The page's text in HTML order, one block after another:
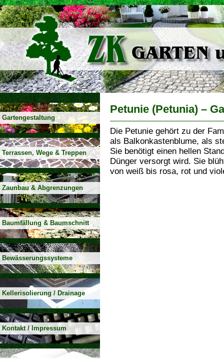
Gartengestaltung
Terrassen, Wege & Treppen
Zaunbau & Abgrenzungen
Baumfällung & Baumschnitt
Bewässerungssysteme
Kellerisolierung / Drainage
Kontakt / Impressum
Petunie (Petunia) –
Die Petunie gehört zu der
als Balkonkastenblume, als
Sie benötigt einen hellen
Dünger versorgt wird. Sie
von weiß bis rosa, rot und